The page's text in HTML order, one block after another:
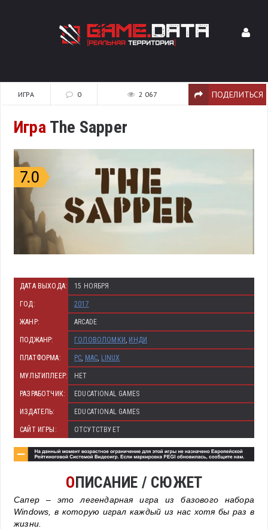
ИГРА 0 2 067 ПОДЕЛИТЬСЯ
ИграThe Sapper
ДАТА ВЫХОДА: 15 НОЯБРЯ
ГОД: 2017
ЖАНР: ARCADE
ПОДЖАНР: ГОЛОВОЛОМКИ, ИНДИ
ПЛАТФОРМА: PC, MAC, LINUX
МУЛЬТИПЛЕЕР: НЕТ
РАЗРАБОТЧИК: EDUCATIONAL GAMES
ИЗДАТЕЛЬ: EDUCATIONAL GAMES
САЙТ ИГРЫ: ОТСУТСТВУЕТ
ОПИСАНИЕ / СЮЖЕТ
Сапер – это легендарная игра из базового набора
Windows, в которую играл каждый из нас хотя бы раз в
жизни.